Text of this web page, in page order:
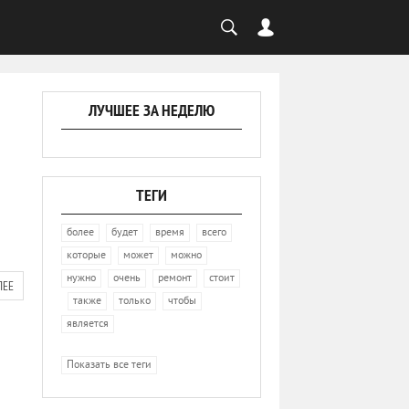
ЛУЧШЕЕ ЗА НЕДЕЛЮ
ТЕГИ
более будет время всего
которые может можно
нужно очень ремонт стоит
также только чтобы
является
Показать все теги